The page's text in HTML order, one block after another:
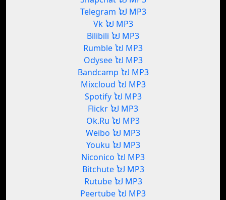
Telegram ໄປ MP3
Vk ໄປ MP3
Bilibili ໄປ MP3
Rumble ໄປ MP3
Odysee ໄປ MP3
Bandcamp ໄປ MP3
Mixcloud ໄປ MP3
Spotify ໄປ MP3
Flickr ໄປ MP3
Ok.Ru ໄປ MP3
Weibo ໄປ MP3
Youku ໄປ MP3
Niconico ໄປ MP3
Bitchute ໄປ MP3
Rutube ໄປ MP3
Peertube ໄປ MP3